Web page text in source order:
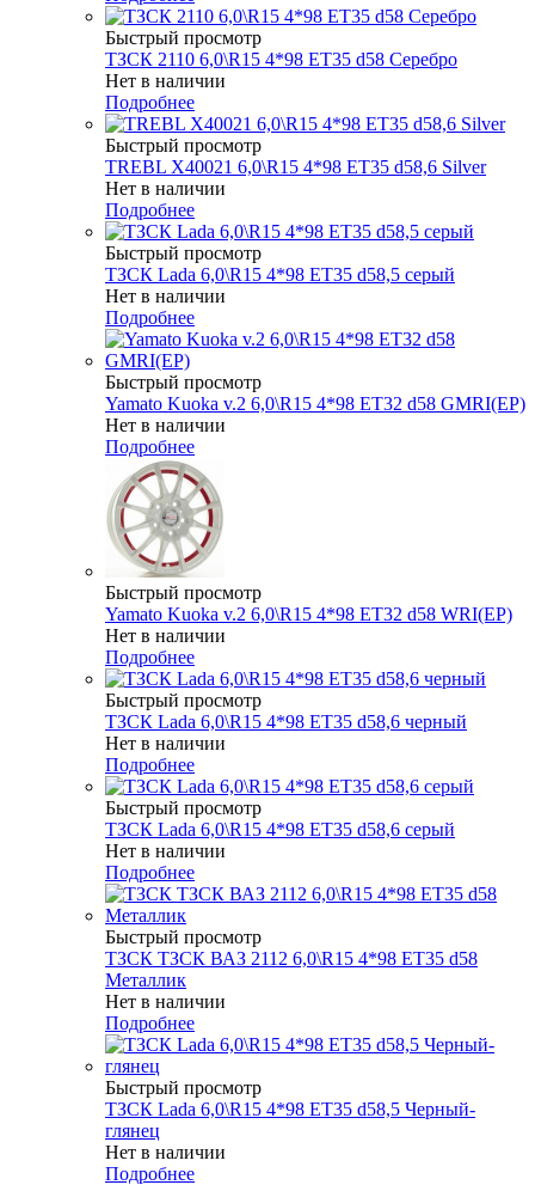
Быстрый просмотр
ТЗСК 2110 6,0\R15 4*98 ET35 d58 Серебро
Нет в наличии
Подробнее
Быстрый просмотр
TREBL X40021 6,0\R15 4*98 ET35 d58,6 Silver
Нет в наличии
Подробнее
Быстрый просмотр
ТЗСК Lada 6,0\R15 4*98 ET35 d58,5 серый
Нет в наличии
Подробнее
Быстрый просмотр
Yamato Kuoka v.2 6,0\R15 4*98 ET32 d58 GMRI(EP)
Нет в наличии
Подробнее
Быстрый просмотр
Yamato Kuoka v.2 6,0\R15 4*98 ET32 d58 WRI(EP)
Нет в наличии
Подробнее
Быстрый просмотр
ТЗСК Lada 6,0\R15 4*98 ET35 d58,6 черный
Нет в наличии
Подробнее
Быстрый просмотр
ТЗСК Lada 6,0\R15 4*98 ET35 d58,6 серый
Нет в наличии
Подробнее
Быстрый просмотр
ТЗСК ТЗСК ВАЗ 2112 6,0\R15 4*98 ET35 d58
Металлик
Нет в наличии
Подробнее
Быстрый просмотр
ТЗСК Lada 6,0\R15 4*98 ET35 d58,5 Черный-
глянец
Нет в наличии
Подробнее